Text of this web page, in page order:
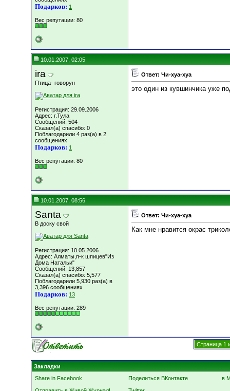
Подарков: 1
Вес репутации: 80
10.01.2007, 02:05
ira
Птица- говорун
Регистрация: 29.09.2006
Адрес: г.Тула
Сообщений: 504
Сказал(а) спасибо: 0
Поблагодарили 4 раз(а) в 2
сообщениях
Подарков: 1
Вес репутации: 80
Ответ: Чи-хуа-хуа
это один из кувшинчика уже
10.01.2007, 08:56
Santa
В доску свой
Регистрация: 10.05.2006
Адрес: Алматы,п-к шпицев"Из
Дома Натальи"
Сообщений: 13,857
Сказал(а) спасибо: 5,577
Поблагодарили 5,930 раз(а) в
3,396 сообщениях
Подарков: 13
Вес репутации: 289
Ответ: Чи-хуа-хуа
Как мне нравится окрас
Страница 1
Закладки
Share in Facebook
Поделиться ВКонтакте
в